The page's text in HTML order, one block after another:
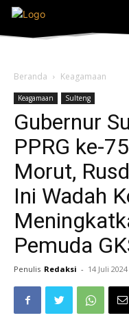
Beranda Keagamaan
Keagamaan Sulteng
Gubernur
PPRG ke-
Morut,
Ini Wadah
Pemuda
Penulis Redaksi - 14 Juli 2024